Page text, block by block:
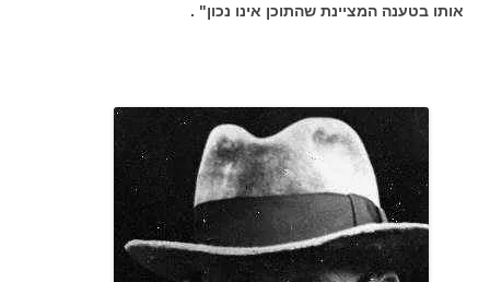
אותו בטענה המציינת שהתוכן אינו נכון" .